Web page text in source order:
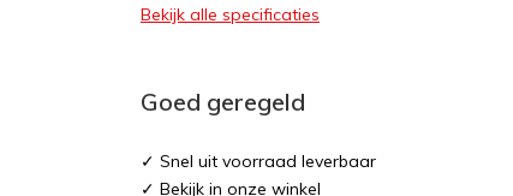
Bekijk alle specificaties
Goed geregeld
✓ Snel uit voorraad leverbaar
✓ Bekijk in onze winkel